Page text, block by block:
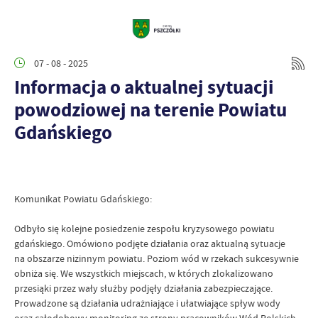
07 - 08 - 2025
Informacja o aktualnej sytuacji
powodziowej na terenie Powiatu
Gdańskiego
Komunikat Powiatu Gdańskiego:
Odbyło się kolejne posiedzenie zespołu kryzysowego powiatu
gdańskiego. Omówiono podjęte działania oraz aktualną sytuacje
na obszarze nizinnym powiatu. Poziom wód w rzekach sukcesywnie
obniża się. We wszystkich miejscach, w których zlokalizowano
przesiąki przez wały służby podjęły działania zabezpieczające.
Prowadzone są działania udrażniające i ułatwiające spływ wody